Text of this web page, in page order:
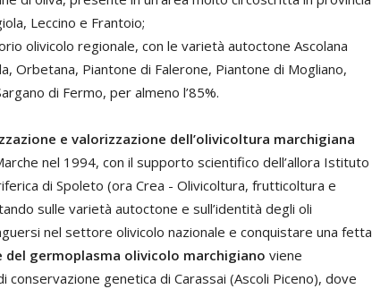
Leccino e Frantoio;
olivicolo regionale, con le varietà autoctone Ascolana
Orbetana, Piantone di Falerone, Piantone di Mogliano,
di Fermo, per almeno l’85%.
e valorizzazione dell’olivicoltura marchigiana
nel 1994, con il supporto scientifico dell’allora Istituto
di Spoleto (ora Crea - Olivicoltura, frutticoltura e
sulle varietà autoctone e sull’identità degli oli
nel settore olivicolo nazionale e conquistare una fetta
del germoplasma olivicolo marchigiano viene
genetica di Carassai (Ascoli Piceno), dove